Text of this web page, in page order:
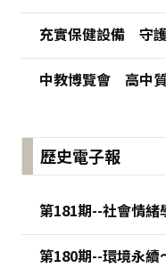
充實保健設備 守
中教博覽會 高中
歷史電子報
第181期--社會情緒
第180期--環境永續